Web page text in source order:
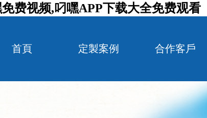
费视频,叼嘿APP下载大全免费观看
首頁 定製案例 合作客戶